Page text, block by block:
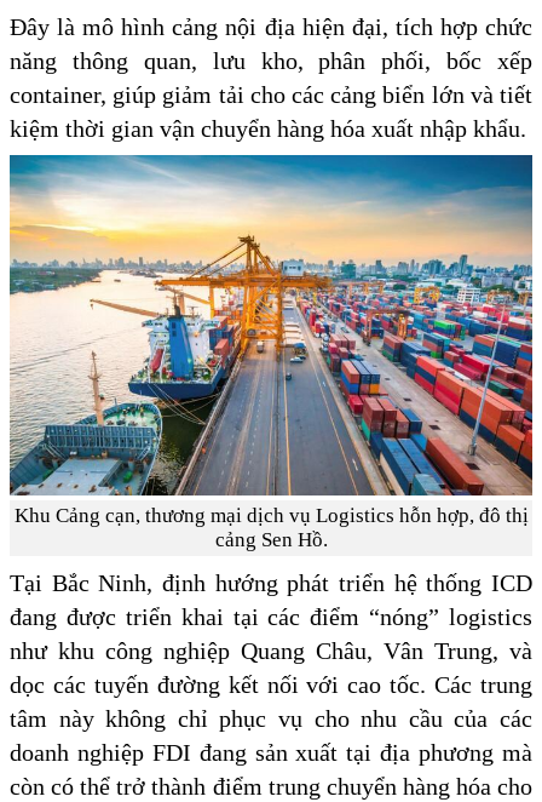
Đây là mô hình cảng nội địa hiện đại, tích hợp chức
năng thông quan, lưu kho, phân phối, bốc xếp
container, giúp giảm tải cho các cảng biển lớn và tiết
kiệm thời gian vận chuyển hàng hóa xuất nhập khẩu.
Khu Cảng cạn, thương mại dịch vụ Logistics hỗn hợp, đô thị
cảng Sen Hồ.
Tại Bắc Ninh, định hướng phát triển hệ thống ICD
đang được triển khai tại các điểm “nóng” logistics
như khu công nghiệp Quang Châu, Vân Trung, và
dọc các tuyến đường kết nối với cao tốc. Các trung
tâm này không chỉ phục vụ cho nhu cầu của các
doanh nghiệp FDI đang sản xuất tại địa phương mà
còn có thể trở thành điểm trung chuyển hàng hóa cho